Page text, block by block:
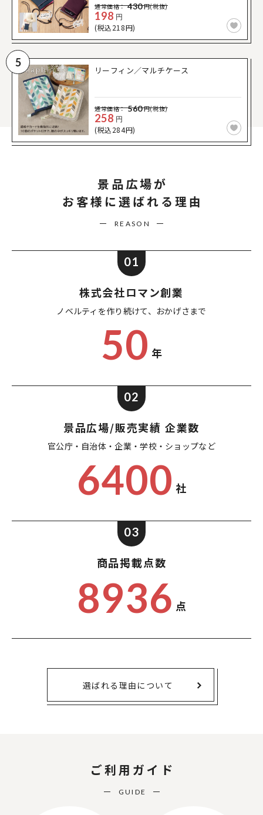
通常価格： 430円(税抜)
198 円
(税込218円)
5
リーフィン／マルチケース
通常価格： 560円(税抜)
258 円
(税込284円)
景品広場が
お客様に選ばれる理由
REASON
01
株式会社ロマン創業
ノベルティを作り続けて、 おかげさまで
50 年
02
景品広場/販売実績 企業数
官公庁・自治体・企業・学校・ショップなど
6400 社
03
商品掲載点数
8936 点
選ばれる理由について
ご利用ガイド
GUIDE